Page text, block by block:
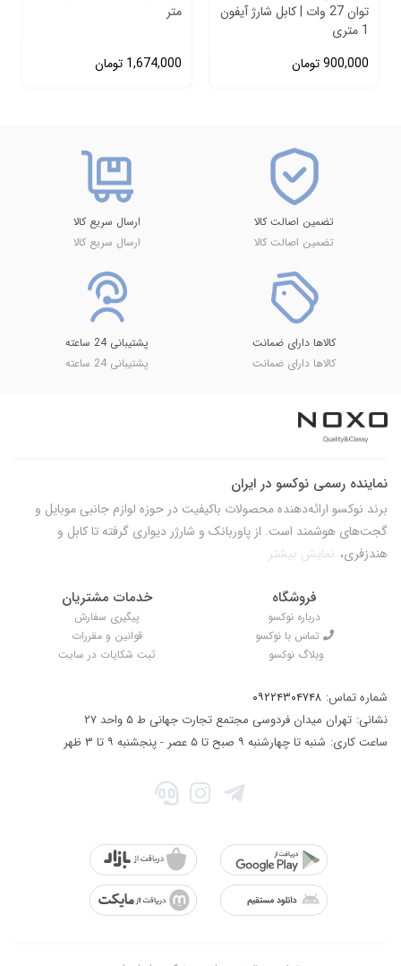
توان 27 وات | کابل شارژ آیفون
1 متری
900,000تومان
متر
1,674,000 تومان
تضمین اصالت کالا
تضمین اصالت کالا
ارسال سریع کالا
ارسال سریع کالا
کالاها دارای ضمانت
کالاها دارای ضمانت
پشتیبانی 24 ساعته
پشتیبانی 24 ساعته
نماینده رسمی نوکسو در ایران
برند نوکسو ارائه‌دهنده محصولات باکیفیت در حوزه لوازم جانبی موبایل و
گجت‌های هوشمند است. از پاوربانک و شارژر دیواری گرفته تا کابل و
هندزفری، نمایش بیشتر
فروشگاه
درباره نوکسو
تماس با نوکسو
وبلاگ نوکسو
خدمات مشتریان
پیگیری سفارش
قوانین و مقررات
ثبت شکایات در سایت
شماره تماس: ۰۹۲۲۴۳۰۴۷۴۸
نشانی: تهران میدان فردوسی مجتمع تجارت جهانی ط ۵ واحد ۲۷
ساعت کاری: شنبه تا چهارشنبه ۹ صبح تا ۵ عصر - پنجشنبه ۹ تا ۳ ظهر